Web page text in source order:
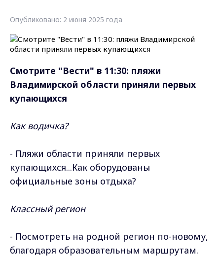
Опубликовано: 2 июня 2025 года
Смотрите "Вести" в 11:30: пляжи
Владимирской области приняли первых
купающихся
Как водичка?
- Пляжи области приняли первых
купающихся...Как оборудованы
официальные зоны отдыха?
Классный регион
- Посмотреть на родной регион по-новому,
благодаря образовательным маршрутам.